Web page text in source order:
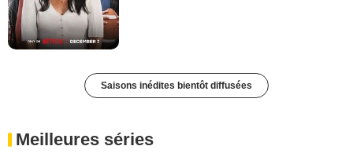
Saisons inédites bientôt diffusées
Meilleures séries